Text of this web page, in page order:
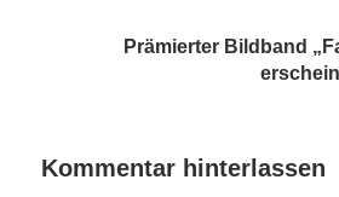
Prämierter Bildband
Kommentar hinterlassen